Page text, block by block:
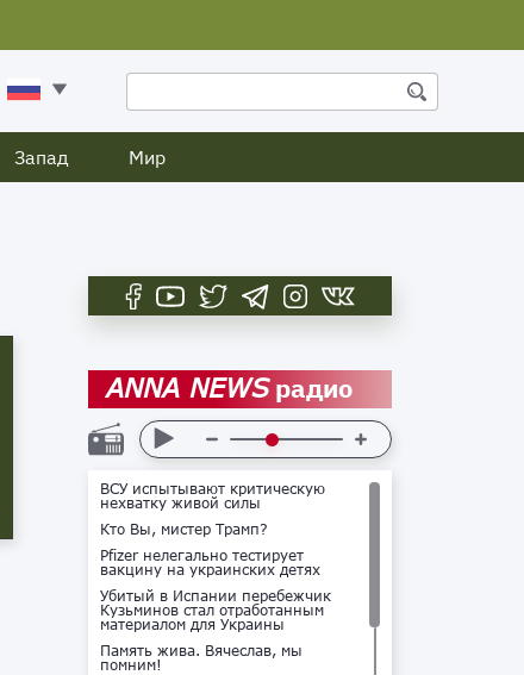
Запад Мир
ANNA NEWSрадио
ВСУ испытывают критическую
нехватку живой силы
Кто Вы, мистер Трамп?
Pfizer нелегально тестирует
вакцину на украинских детях
Убитый в Испании перебежчик
Кузьминов стал отработанным
материалом для Украины
Память жива. Вячеслав, мы
помним!